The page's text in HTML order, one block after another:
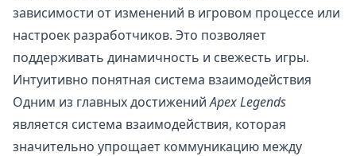
зависимости от изменений в игровом процессе или
настроек разработчиков. Это позволяет
поддерживать динамичность и свежесть игры.
Интуитивно понятная система взаимодействия
Одним из главных достиженийApex Legends
является система взаимодействия, которая
значительно упрощает коммуникацию между